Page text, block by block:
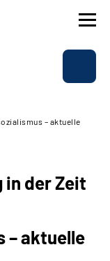
– aktuelle
in der Zeit
– aktuelle